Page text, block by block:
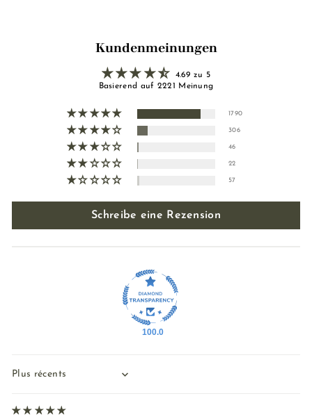
Kundenmeinungen
4.69 zu 5
Basierend auf 2221 Meinung
1790
306
46
22
57
Schreibe eine Rezension
100.0
Sort by